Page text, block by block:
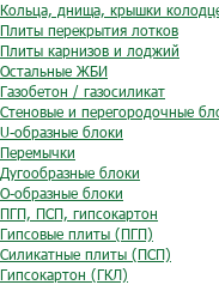
Кольца, днища, крышки
Плиты перекрытия лотков
Плиты карнизов и лоджий
Остальные ЖБИ
Газобетон / газосиликат
Стеновые и перегородочные
U-образные блоки
Перемычки
Дугообразные блоки
O-образные блоки
ПГП, ПСП, гипсокартон
Гипсовые плиты (ПГП)
Силикатные плиты (ПСП)
Гипсокартон (ГКЛ)